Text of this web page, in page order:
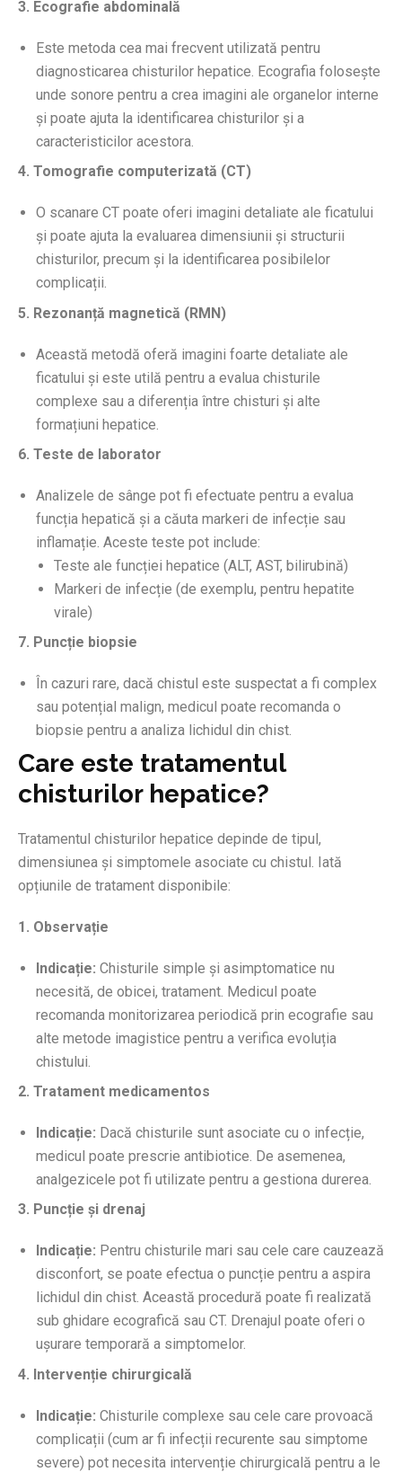
3. Ecografie abdominală
Este metoda cea mai frecvent utilizată pentru
diagnosticarea chisturilor hepatice. Ecografia folosește
unde sonore pentru a crea imagini ale organelor interne
și poate ajuta la identificarea chisturilor și a
caracteristicilor acestora.
4. Tomografie computerizată (CT)
O scanare CT poate oferi imagini detaliate ale ficatului
și poate ajuta la evaluarea dimensiunii și structurii
chisturilor, precum și la identificarea posibilelor
complicații.
5. Rezonanță magnetică (RMN)
Această metodă oferă imagini foarte detaliate ale
ficatului și este utilă pentru a evalua chisturile
complexe sau a diferenția între chisturi și alte
formațiuni hepatice.
6. Teste de laborator
Analizele de sânge pot fi efectuate pentru a evalua
funcția hepatică și a căuta markeri de infecție sau
inflamație. Aceste teste pot include:
Teste ale funcției hepatice (ALT, AST, bilirubină)
Markeri de infecție (de exemplu, pentru hepatite
virale)
7. Puncție biopsie
În cazuri rare, dacă chistul este suspectat a fi complex
sau potențial malign, medicul poate recomanda o
biopsie pentru a analiza lichidul din chist.
Care este tratamentul
chisturilor hepatice?
Tratamentul chisturilor hepatice depinde de tipul,
dimensiunea și simptomele asociate cu chistul. Iată
opțiunile de tratament disponibile:
1. Observație
Indicație: Chisturile simple și asimptomatice nu
necesită, de obicei, tratament. Medicul poate
recomanda monitorizarea periodică prin ecografie sau
alte metode imagistice pentru a verifica evoluția
chistului.
2. Tratament medicamentos
Indicație: Dacă chisturile sunt asociate cu o infecție,
medicul poate prescrie antibiotice. De asemenea,
analgezicele pot fi utilizate pentru a gestiona durerea.
3. Puncție și drenaj
Indicație: Pentru chisturile mari sau cele care cauzează
disconfort, se poate efectua o puncție pentru a aspira
lichidul din chist. Această procedură poate fi realizată
sub ghidare ecografică sau CT. Drenajul poate oferi o
ușurare temporară a simptomelor.
4. Intervenție chirurgicală
Indicație: Chisturile complexe sau cele care provoacă
complicații (cum ar fi infecții recurente sau simptome
severe) pot necesita intervenție chirurgicală pentru a le